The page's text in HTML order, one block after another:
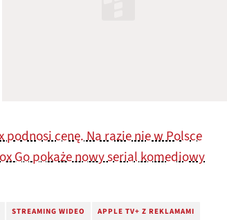
podnosi cenę. Na razie nie w Polsce
Go pokaże nowy serial komediowy
STREAMING WIDEO APPLE TV+ Z REKLAMAMI